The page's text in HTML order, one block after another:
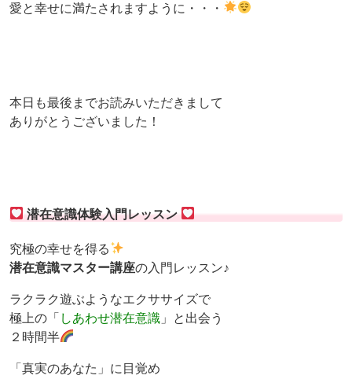
愛と幸せに満たされますように・・・
本日も最後までお読みいただきまして
ありがとうございました！
潜在意識体験入門レッスン
究極の幸せを得る
潜在意識マスター講座の入門レッスン♪
ラクラク遊ぶようなエクササイズで
極上の「 しあわせ潜在意識 」と出会う
２時間半
「真実のあなた」に目覚め